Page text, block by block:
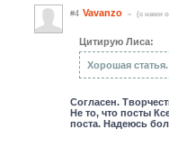
#4 Vavanzo (c нами
Цитирую Лиса:
Хорошая
Согласен.
Не то, что посты
поста. Надеюсь